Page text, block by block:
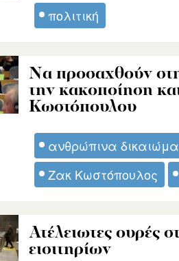
πολιτική
Να προσαχθούν στη
την κακοποίηση
Κωστόπουλου
ανθρώπινα
Ζακ Κωστόπουλος
Ατέλειωτες ουρές
εισιτηρίων